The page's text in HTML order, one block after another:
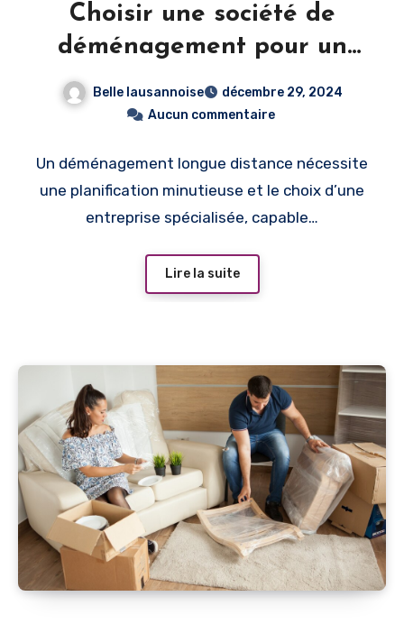
Choisir une société de
déménagement pour un
transport longue distance
Belle lausannoise
décembre 29, 2024
Aucun commentaire
Un déménagement longue distance nécessite
une planification minutieuse et le choix d’une
entreprise spécialisée, capable…
Lire la suite